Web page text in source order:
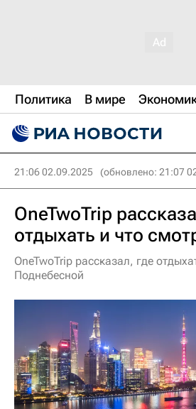
Политика В мире
21:06 02.09.2025 (обновлено: 21:07
OneTwoTrip
отдыхать и что
OneTwoTrip рассказал, где
Поднебесной